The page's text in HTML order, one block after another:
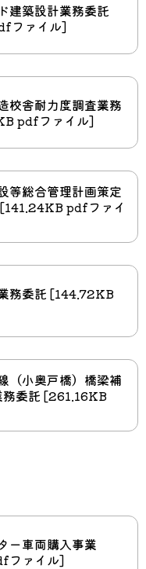
建築設計業務委託
ファイル]
校舎耐力度調査業務
pdfファイル]
等総合管理計画策定
pdfファイ
務委託 [144.72KB
（小奥戸橋）橋梁補
務委託 [261.16KB
ー車両購入事業
ファイル]